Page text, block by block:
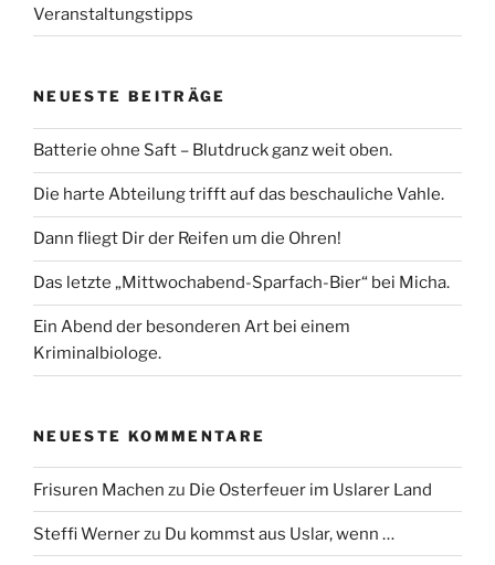
Veranstaltungstipps
NEUESTE BEITRÄGE
Batterie ohne Saft – Blutdruck ganz weit oben.
Die harte Abteilung trifft auf das beschauliche Vahle.
Dann fliegt Dir der Reifen um die Ohren!
Das letzte „Mittwochabend-Sparfach-Bier“ bei Micha.
Ein Abend der besonderen Art bei einem
Kriminalbiologe.
NEUESTE KOMMENTARE
Frisuren Machen zu Die Osterfeuer im Uslarer Land
Steffi Wernerzu Du kommst aus Uslar, wenn …